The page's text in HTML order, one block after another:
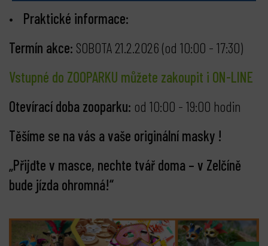
Praktické informace:
Termín akce: SOBOTA 21.2.2026 (od 10:00 - 17:30)
Vstupné do ZOOPARKU můžete zakoupit i ON-LINE
Otevírací doba zooparku: od 10:00 - 19:00 hodin
Těšíme se na vás a vaše originální masky !
„Přijďte v masce, nechte tvář doma – v Zelčíně
bude jízda ohromná!“